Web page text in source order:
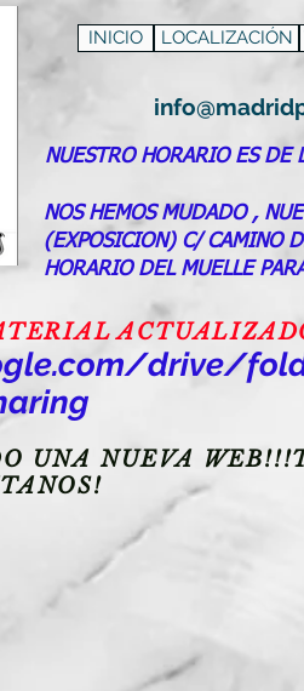
INICIO LOCALIZACIÓN
NUESTRO HORARIO ES DE
NOS HEMOS MUDADO ,
(EXPOSICION) C/ CAMINO
HORARIO DEL MUELLE
drive/
UNA NUEVA